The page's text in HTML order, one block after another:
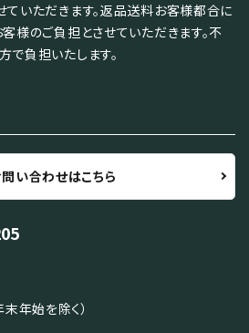
いただきます。返品送料お客様都合に
様のご負担とさせていただきます。不
負担いたします。
い合わせはこちら
年始を除く）